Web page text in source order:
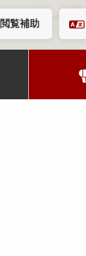
閲覧補助